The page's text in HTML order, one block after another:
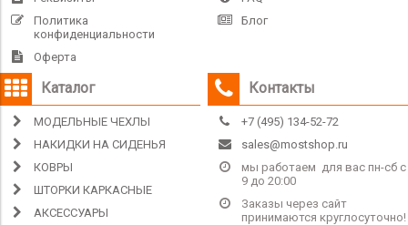
Политика
конфиденциальности
Оферта
Блог
Каталог
МОДЕЛЬНЫЕ ЧЕХЛЫ
НАКИДКИ НА СИДЕНЬЯ
КОВРЫ
ШТОРКИ КАРКАСНЫЕ
АКСЕССУАРЫ
Контакты
+7 (495) 134-52-72
sales@mostshop.ru
мы работаем для вас пн-сб с
9 до 20:00
Заказы через сайт
принимаются круглосуточно!